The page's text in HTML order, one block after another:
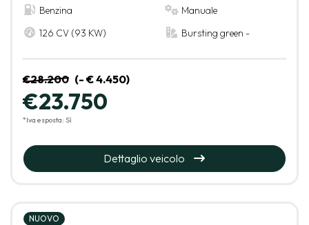
Benzina
Manuale
126 CV (93 KW)
Bursting green -
€28.200 (- € 4.450)
€23.750
*Iva esposta: Sì
Dettaglio veicolo
NUOVO